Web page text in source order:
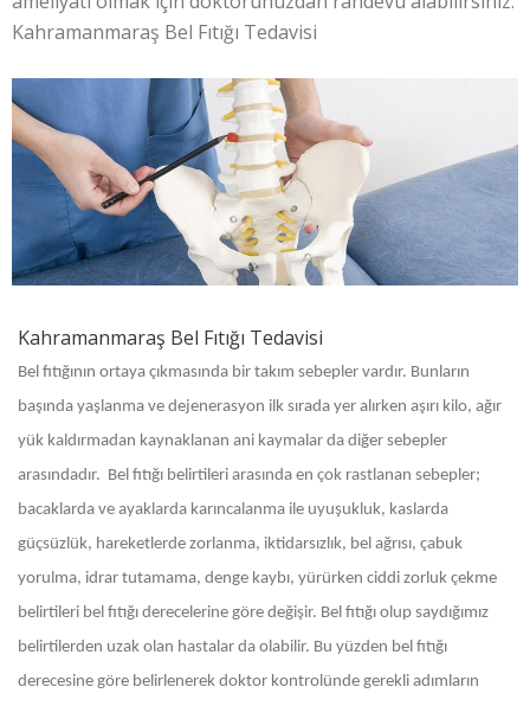
Kahramanmaraş Bel Fıtığı Tedavisi
Kahramanmaraş Bel Fıtığı Tedavisi
Bel fıtığının ortaya çıkmasında bir takım sebepler vardır. Bunların
başında yaşlanma ve dejenerasyon ilk sırada yer alırken aşırı kilo, ağır
yük kaldırmadan kaynaklanan ani kaymalar da diğer sebepler
arasındadır. Bel fıtığı belirtileri arasında en çok rastlanan sebepler;
bacaklarda ve ayaklarda karıncalanma ile uyuşukluk, kaslarda
güçsüzlük, hareketlerde zorlanma, iktidarsızlık, bel ağrısı, çabuk
yorulma, idrar tutamama, denge kaybı, yürürken ciddi zorluk çekme
belirtileri bel fıtığı derecelerine göre değişir. Bel fıtığı olup saydığımız
belirtilerden uzak olan hastalar da olabilir. Bu yüzden bel fıtığı
derecesine göre belirlenerek doktor kontrolünde gerekli adımların